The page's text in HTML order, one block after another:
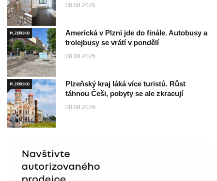
08.08.2026
PLZEŇSKO
Americká v Plzni jde do finále. Autobusy a
trolejbusy se vrátí v pondělí
08.08.2026
PLZEŇSKO
Plzeňský kraj láká více turistů. Růst
táhnou Češi, pobyty se ale zkracují
08.08.2026